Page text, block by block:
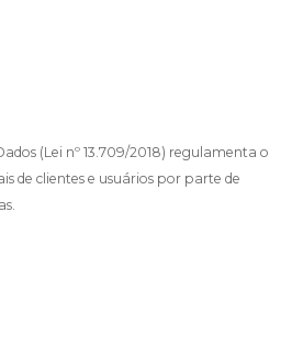
(Lei nº 13.709/2018) regulamenta o
de clientes e usuários por parte de